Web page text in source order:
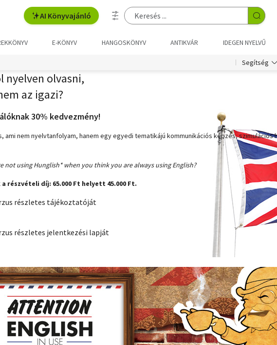
AI Könyvajánló
E-KÖNYV HANGOSKÖNYV ANTIKVÁR IDEGEN NYELVŰ
Segítség
nyelven olvasni,
az igazi?
30% kedvezmény!
ami nem nyelvtanfolyam, hanem egy egyedi tematikájú kommunikációs képzés,
not using Hunglish* when you think you are always using English?
részvételi díj: 65.000 Ft helyett 45.000 Ft.
részletes tájékoztatóját
részletes jelentkezési lapját